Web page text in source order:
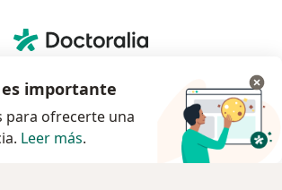
Doctoralia - Página de inicio
Tv 23 No. 97 - 73
Bogotá D.C., Colombia
importante
para ofrecerte una
Leer más.